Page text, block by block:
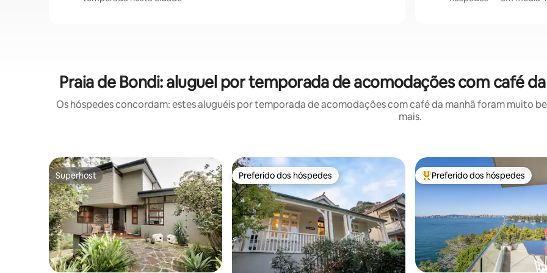
Praia de Bondi: aluguel por temporada de acomodações com café
Os hóspedes concordam: estes aluguéis por temporada de acomodações com café da manhã foram muito
mais.
Superhost
Superhost Preferido dos hóspedes
Preferido dos hóspedes Entre os melhores preferidos
Preferido dos hóspedes